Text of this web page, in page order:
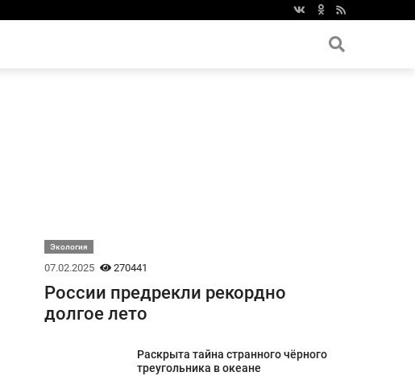
Экология
07.02.2025 270441
России предрекли рекордно
долгое лето
Раскрыта тайна странного чёрного
треугольника в океане